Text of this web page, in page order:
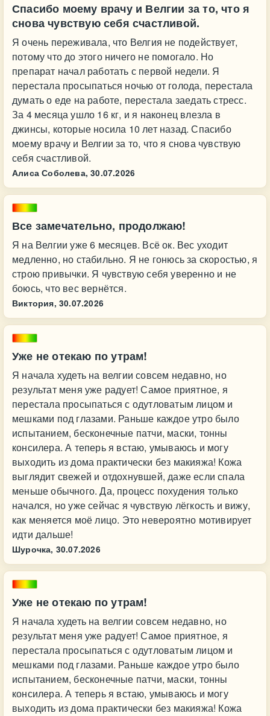
Спасибо моему врачу и Велгии за то, что я
снова чувствую себя счастливой.
Я очень переживала, что Велгия не подействует,
потому что до этого ничего не помогало. Но
препарат начал работать с первой недели. Я
перестала просыпаться ночью от голода, перестала
думать о еде на работе, перестала заедать стресс.
За 4 месяца ушло 16 кг, и я наконец влезла в
джинсы, которые носила 10 лет назад. Спасибо
моему врачу и Велгии за то, что я снова чувствую
себя счастливой.
Алиса Соболева, 30.07.2026
Все замечательно, продолжаю!
Я на Велгии уже 6 месяцев. Всё ок. Вес уходит
медленно, но стабильно. Я не гонюсь за скоростью, я
строю привычки. Я чувствую себя уверенно и не
боюсь, что вес вернётся.
Виктория, 30.07.2026
Уже не отекаю по утрам!
Я начала худеть на велгии совсем недавно, но
результат меня уже радует! Самое приятное, я
перестала просыпаться с одутловатым лицом и
мешками под глазами. Раньше каждое утро было
испытанием, бесконечные патчи, маски, тонны
консилера. А теперь я встаю, умываюсь и могу
выходить из дома практически без макияжа! Кожа
выглядит свежей и отдохнувшей, даже если спала
меньше обычного. Да, процесс похудения только
начался, но уже сейчас я чувствую лёгкость и вижу,
как меняется моё лицо. Это невероятно мотивирует
идти дальше!
Шурочка, 30.07.2026
Уже не отекаю по утрам!
Я начала худеть на велгии совсем недавно, но
результат меня уже радует! Самое приятное, я
перестала просыпаться с одутловатым лицом и
мешками под глазами. Раньше каждое утро было
испытанием, бесконечные патчи, маски, тонны
консилера. А теперь я встаю, умываюсь и могу
выходить из дома практически без макияжа! Кожа